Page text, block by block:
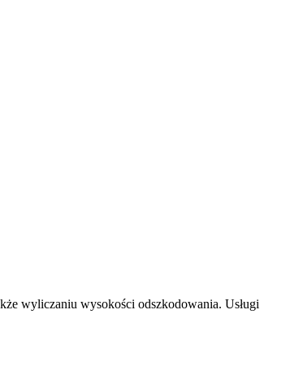
wyliczaniu wysokości odszkodowania. Usługi